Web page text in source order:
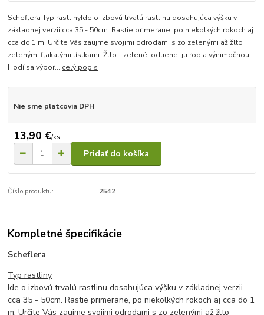
Scheflera Typ rastlinyIde o izbovú trvalú rastlinu dosahujúca výšku v
základnej verzii cca 35 - 50cm. Rastie primerane, po niekolkých rokoch aj
cca do 1 m. Určite Vás zaujme svojimi odrodami s zo zelenými až žlto
zelenými flakatými lístkami. Žlto - zelené odtiene, ju robia výnimočnou.
Hodí sa výbor... celý popis
Nie sme platcovia DPH
13,90 €/ks
Pridať do košíka
Číslo produktu: 2542
Kompletné špecifikácie
Scheflera
Typ rastliny
Ide o izbovú trvalú rastlinu dosahujúca výšku v základnej verzii
cca 35 - 50cm. Rastie primerane, po niekolkých rokoch aj cca do 1
m. Určite Vás zaujme svojimi odrodami s zo zelenými až žlto